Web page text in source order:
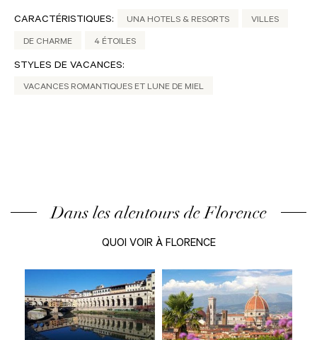
CARACTÉRISTIQUES: UNA HOTELS & RESORTS VILLES
DE CHARME 4 ÉTOILES
STYLES DE VACANCES:
VACANCES ROMANTIQUES ET LUNE DE MIEL
Dans les alentours de Florence
QUOI VOIR À FLORENCE